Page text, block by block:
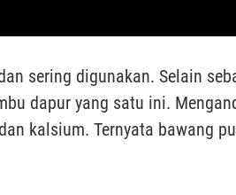
sering digunakan. Selain
dapur yang satu ini.
kalsium. Ternyata bawang